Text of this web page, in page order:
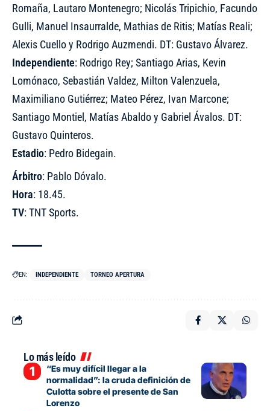
Romaña, Lautaro Montenegro; Nicolás Tripichio, Facundo
Gulli, Manuel Insaurralde, Mathias de Ritis; Matías Reali;
Alexis Cuello y Rodrigo Auzmendi. DT: Gustavo Álvarez.
Independiente: Rodrigo Rey; Santiago Arias, Kevin
Lomónaco, Sebastián Valdez, Milton Valenzuela,
Maximiliano Gutiérrez; Mateo Pérez, Ivan Marcone;
Santiago Montiel, Matías Abaldo y Gabriel Ávalos. DT:
Gustavo Quinteros.
Estadio: Pedro Bidegain.
Árbitro: Pablo Dóvalo.
Hora: 18.45.
TV: TNT Sports.
EN: INDEPENDIENTE TORNEO APERTURA
Lo más leído
“Es muy difícil llegar a la
normalidad”: la cruda definición de
Culotta sobre el presente de San
Lorenzo